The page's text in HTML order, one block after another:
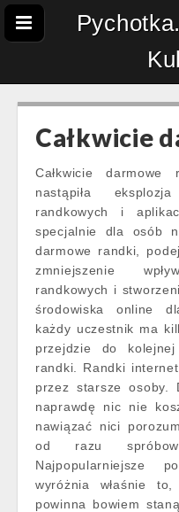
Całkwicie
Całkwicie
nastąpiła
randkowych i
specjalnie dla osób
darmowe randki,
zmniejszenie
randkowych i
środowiska online
każdy uczestnik ma
przejdzie do kolejnej
randki. Randki
przez starsze osoby.
naprawdę nic nie
nawiązać nici
od razu
Najpopularniejsze
wyróżnia właśnie
powinna bowiem